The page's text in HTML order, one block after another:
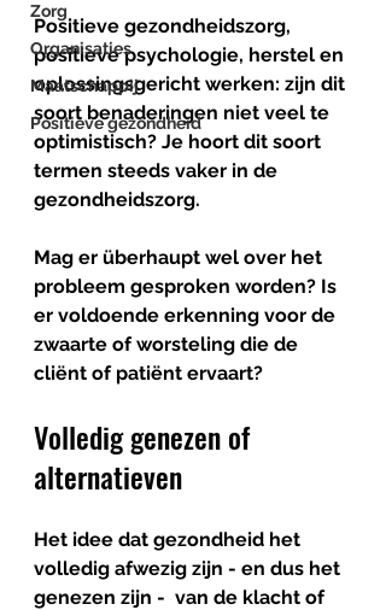
Zorg
Organisaties
Maatschappij
Positieve gezondheid
Positieve gezondheidszorg,
positieve psychologie, herstel en
oplossingsgericht werken: zijn dit
soort benaderingen niet veel te
optimistisch? Je hoort dit soort
termen steeds vaker in de
gezondheidszorg.
Mag er überhaupt wel over het
probleem gesproken worden? Is
er voldoende erkenning voor de
zwaarte of worsteling die de
cliënt of patiënt ervaart?
Volledig genezen of
alternatieven
Het idee dat gezondheid het
volledig afwezig zijn - en dus het
genezen zijn -  van de klacht of